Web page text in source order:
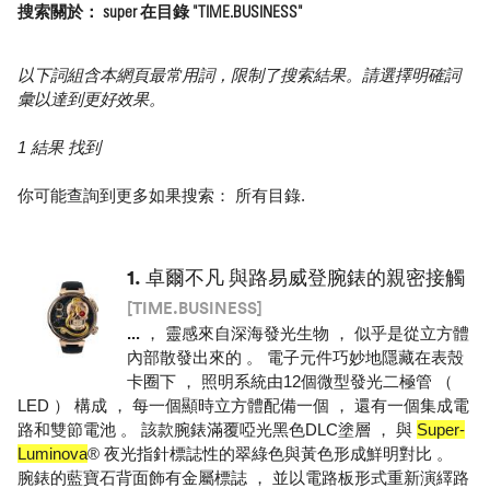
搜索關於： super 在目錄 "TIME.BUSINESS"
以下詞組含本網頁最常用詞，限制了搜索結果。請選擇明確詞
彙以達到更好效果。
1 結果 找到
你可能查詢到更多如果搜索： 所有目錄.
1. 卓爾不凡 與路易威登腕錶的親密接觸
[TIME.BUSINESS]
... ， 靈感來自深海發光生物 ， 似乎是從立方體
內部散發出來的 。 電子元件巧妙地隱藏在表殼
卡圈下 ， 照明系統由12個微型發光二極管 （
LED ） 構成 ， 每一個顯時立方體配備一個 ， 還有一個集成電
路和雙節電池 。 該款腕錶滿覆啞光黑色DLC塗層 ， 與 Super-
Luminova® 夜光指針標誌性的翠綠色與黃色形成鮮明對比 。
腕錶的藍寶石背面飾有金屬標誌 ， 並以電路板形式重新演繹路